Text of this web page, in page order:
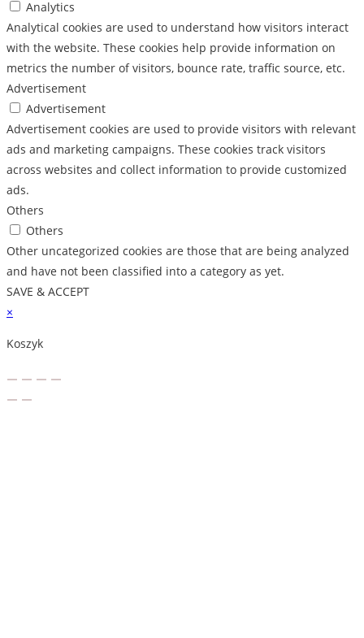
Analytics
Analytical cookies are used to understand how visitors interact
with the website. These cookies help provide information on
metrics the number of visitors, bounce rate, traffic source, etc.
Advertisement
Advertisement
Advertisement cookies are used to provide visitors with relevant
ads and marketing campaigns. These cookies track visitors
across websites and collect information to provide customized
ads.
Others
Others
Other uncategorized cookies are those that are being analyzed
and have not been classified into a category as yet.
SAVE & ACCEPT
×
Koszyk